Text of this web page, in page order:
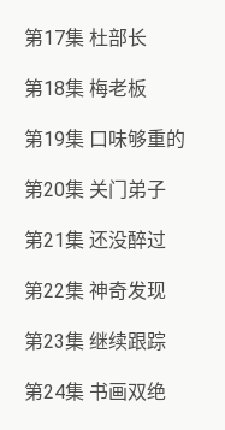
第17集 杜部长
第18集 梅老板
第19集 口味够重的
第20集 关门弟子
第21集 还没醉过
第22集 神奇发现
第23集 继续跟踪
第24集 书画双绝